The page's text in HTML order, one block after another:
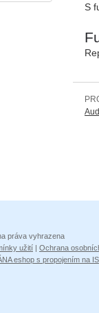
S
práva vyhrazena
užití | Ochrana
eshop s propojením na IS